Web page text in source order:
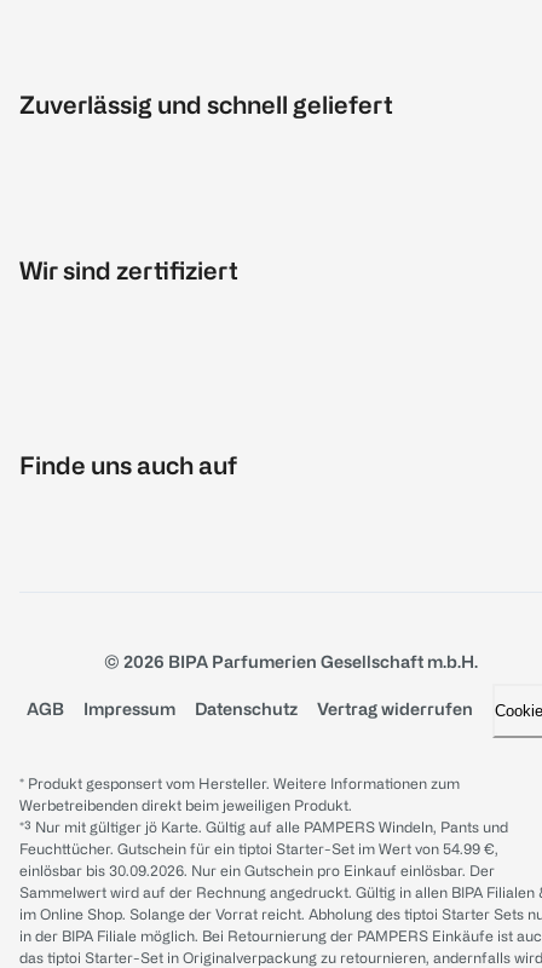
Zuverlässig und schnell geliefert
Wir sind zertifiziert
Finde uns auch auf
© 2026 BIPA Parfumerien Gesellschaft m.b.H.
AGB Impressum Datenschutz Vertrag widerrufen
* Produkt gesponsert vom Hersteller. Weitere Informationen zum
Werbetreibenden direkt beim jeweiligen Produkt.
*³ Nur mit gültiger jö Karte. Gültig auf alle PAMPERS Windeln, Pants und
Feuchttücher. Gutschein für ein tiptoi Starter-Set im Wert von 54.99 €,
einlösbar bis 30.09.2026. Nur ein Gutschein pro Einkauf einlösbar. Der
Sammelwert wird auf der Rechnung angedruckt. Gültig in allen BIPA Filialen
im Online Shop. Solange der Vorrat reicht. Abholung des tiptoi Starter Sets
in der BIPA Filiale möglich. Bei Retournierung der PAMPERS Einkäufe ist
das tiptoi Starter-Set in Originalverpackung zu retournieren, andernfalls wird